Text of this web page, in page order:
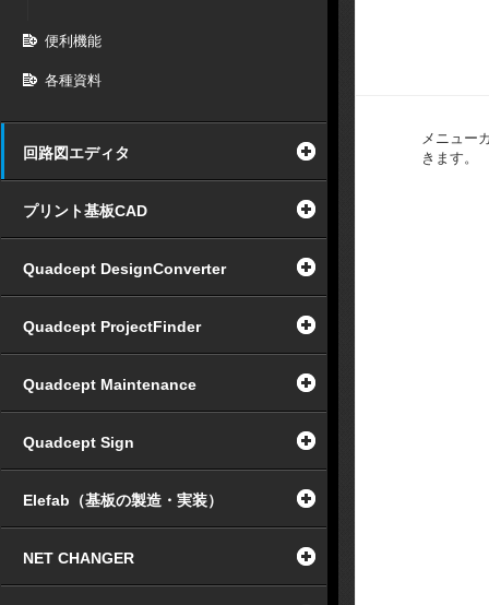
便利機能
各種資料
回路図エディタ
プリント基板CAD
Quadcept DesignConverter
Quadcept ProjectFinder
Quadcept Maintenance
Quadcept Sign
Elefab（基板の製造・実装）
NET CHANGER
メニュー
きます。